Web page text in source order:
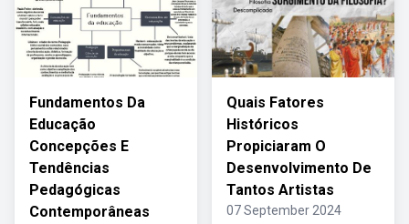
Fundamentos Da
Educação
Concepções E
Tendências
Pedagógicas
Contemporâneas
Quais Fatores
Históricos
Propiciaram O
Desenvolvimento De
Tantos Artistas
07 September 2024